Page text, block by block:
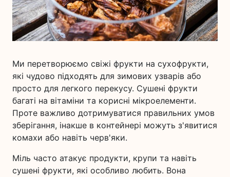
Ми перетворюємо свіжі фрукти на сухофрукти,
які чудово підходять для зимових узварів або
просто для легкого перекусу. Сушені фрукти
багаті на вітаміни та корисні мікроелементи.
Проте важливо дотримуватися правильних умов
зберігання, інакше в контейнері можуть з'явитися
комахи або навіть черв'яки.
Міль часто атакує продукти, крупи та навіть
сушені фрукти, які особливо любить. Вона